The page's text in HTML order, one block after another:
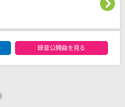
録音公開曲を見る